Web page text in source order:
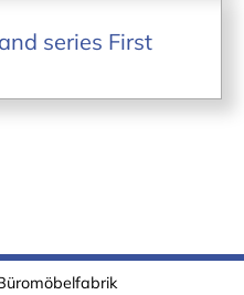
series First